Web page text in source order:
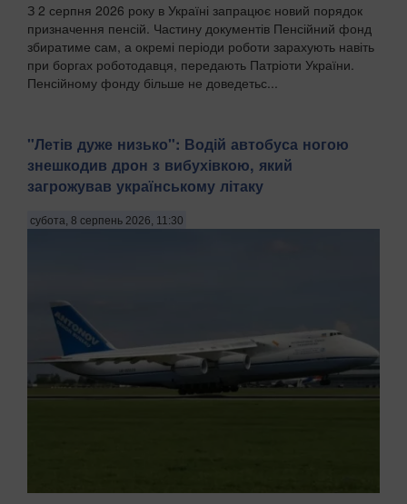
З 2 серпня 2026 року в Україні запрацює новий порядок
призначення пенсій. Частину документів Пенсійний фонд
збиратиме сам, а окремі періоди роботи зарахують навіть
при боргах роботодавця, передають Патріоти України.
Пенсійному фонду більше не доведетьс...
"Летів дуже низько": Водій автобуса ногою
знешкодив дрон з вибухівкою, який
загрожував українському літаку
субота, 8 серпень 2026, 11:30